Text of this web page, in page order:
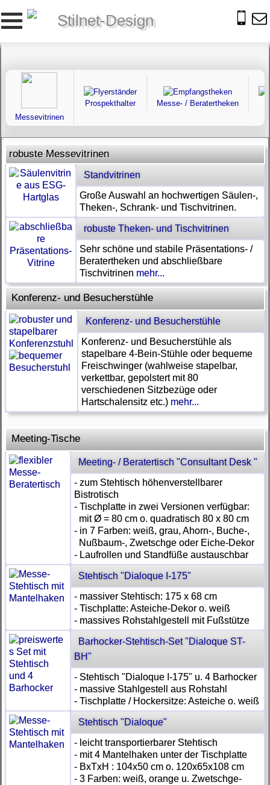
Stilnet-Design
Messevitrinen
Prospekthalter Messe- / Beratertheken
robuste Messevitrinen
Standvitrinen
Große Auswahl an hochwertigen Säulen-,
Theken-, Schrank- und Tischvitrinen.
robuste Theken- und Tischvitrinen
Sehr schöne und stabile Präsentations- /
Beratertheken und abschließbare
Tischvitrinen mehr...
Konferenz- und Besucherstühle
Konferenz- und Besucherstühle
Konferenz- und Besucherstühle als
stapelbare 4-Bein-Stühle oder bequeme
Freischwinger (wahlweise stapelbar,
verkettbar, gepolstert mit 80
verschiedenen Sitzbezüge oder
Hartschalensitz etc.) mehr...
Meeting-Tische
Meeting- / Beratertisch "Consultant Desk "
- zum Stehtisch höhenverstellbarer
Bistrotisch
- Tischplatte in zwei Versionen verfügbar:
mit Ø = 80 cm o. quadratisch 80 x 80 cm
- in 7 Farben: weiß, grau, Ahorn-, Buche-,
Nußbaum-, Zwetschge oder Eiche-Dekor
- Laufrollen und Standfüße austauschbar
Stehtisch "Dialoque I-175"
- massiver Stehtisch: 175 x 68 cm
- Tischplatte: Asteiche-Dekor o. weiß
- massives Rohstahlgestell mit Fußstütze
Barhocker-Stehtisch-Set "Dialoque ST-
BH"
- Stehtisch "Dialoque I-175" u. 4 Barhocker
- massive Stahlgestell aus Rohstahl
- Tischplatte / Hockersitze: Asteiche o. weiß
Stehtisch "Dialoque"
- leicht transportierbarer Stehtisch
- mit 4 Mantelhaken unter der Tischplatte
- BxTxH : 104x50 cm o. 120x65x108 cm
- 3 Farben: weiß, orange u. Zwetschge-